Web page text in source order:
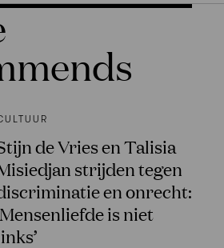
de Vries en Talisia
strijden tegen
en onrecht:
is niet